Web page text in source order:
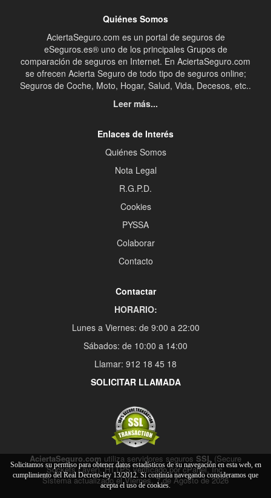
Quiénes Somos
AciertaSeguro.com es un portal de seguros de
eSeguros.es® uno de los principales Grupos de
comparación de seguros en Internet. En AciertaSeguro.com
se ofrecen Acierta Seguro de todo tipo de seguros online;
Seguros de Coche, Moto, Hogar, Salud, Vida, Decesos, etc..
Leer más...
Enlaces de Interés
Quiénes Somos
Nota Legal
R.G.P.D.
Cookies
PYSSA
Colaborar
Contacto
Contactar
HORARIO:
Lunes a Viernes: de 9:00 a 22:00
Sábados: de 10:00 a 14:00
Llamar: 912 18 45 18
SOLICITAR LLAMADA
AciertaSeguro.com utiliza servidores seguros SSL (Secure
Sockets Layer), HTTPS verificado por cPanel, Inc.
Sistema actualizado el Viernes, 7 de Agosto de 2026
Solicitamos su permiso para obtener datos estadísticos de su navegación en esta web, en
cumplimiento del Real Decreto-ley 13/2012. Si continúa navegando consideramos que
acepta el uso de cookies.